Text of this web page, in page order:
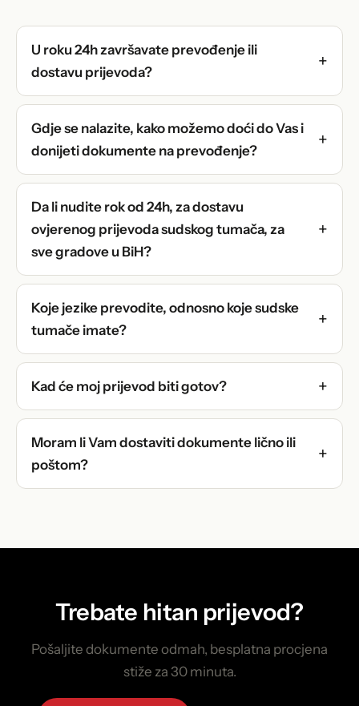
U roku 24h završavate prevođenje ili
dostavu prijevoda?
Gdje se nalazite, kako možemo doći do Vas i
donijeti dokumente na prevođenje?
Da li nudite rok od 24h, za dostavu
ovjerenog prijevoda sudskog tumača, za
sve gradove u BiH?
Koje jezike prevodite, odnosno koje sudske
tumače imate?
Kad će moj prijevod biti gotov?
Moram li Vam dostaviti dokumente lično ili
poštom?
Trebate hitan prijevod?
Pošaljite dokumente odmah, besplatna procjena
stiže za 30 minuta.